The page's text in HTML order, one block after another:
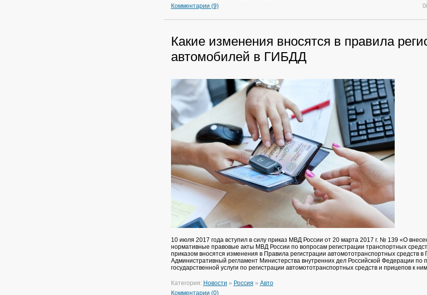
Комментарии (9)
Какие изменения вносятся в правила
автомобилей в ГИБДД
10 июля 2017 года вступил в силу приказ МВД России от 20 марта 2017 г. № 139 «О
нормативные правовые акты МВД России по вопросам регистрации транспортных
приказом вносятся изменения в Правила регистрации автомототранспортных средств в
Административный регламент Министерства внутренних дел Российской Федерации по
государственной услуги по регистрации автомототранспортных средств и прицепов к
Категория: Новости » Россия » Авто
Комментарии (0)